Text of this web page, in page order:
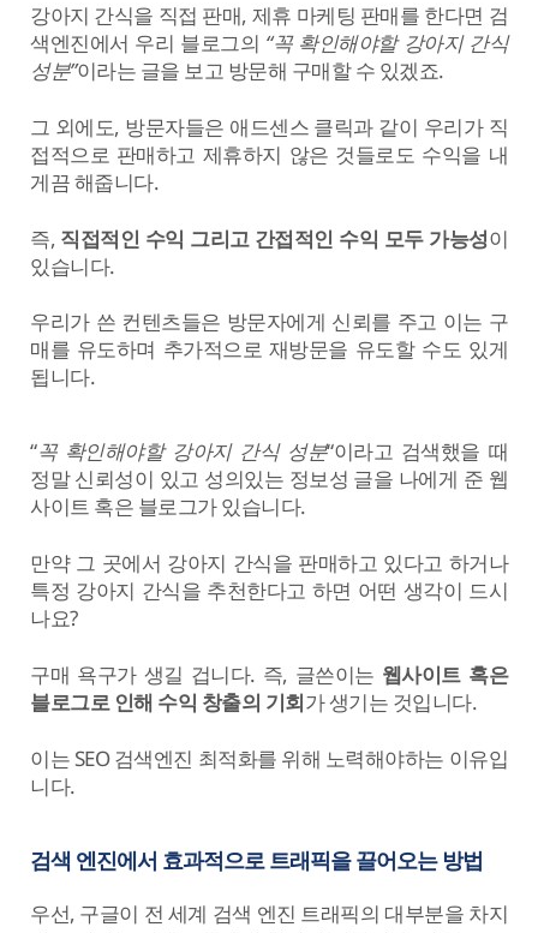
강아지 간식을 직접 판매, 제휴 마케팅 판매를 한다면 검
색엔진에서 우리 블로그의 “꼭 확인해야할 강아지 간식
성분”이라는 글을 보고 방문해 구매할 수 있겠죠.
그 외에도, 방문자들은 애드센스 클릭과 같이 우리가 직
접적으로 판매하고 제휴하지 않은 것들로도 수익을 내
게끔 해줍니다.
즉, 직접적인 수익 그리고 간접적인 수익 모두 가능성이
있습니다.
우리가 쓴 컨텐츠들은 방문자에게 신뢰를 주고 이는 구
매를 유도하며 추가적으로 재방문을 유도할 수도 있게
됩니다.
“꼭 확인해야할 강아지 간식 성분“이라고 검색했을 때
정말 신뢰성이 있고 성의있는 정보성 글을 나에게 준 웹
사이트 혹은 블로그가 있습니다.
만약 그 곳에서 강아지 간식을 판매하고 있다고 하거나
특정 강아지 간식을 추천한다고 하면 어떤 생각이 드시
나요?
구매 욕구가 생길 겁니다. 즉, 글쓴이는 웹사이트 혹은
블로그로 인해 수익 창출의 기회가 생기는 것입니다.
이는 SEO 검색엔진 최적화를 위해 노력해야하는 이유입
니다.
검색 엔진에서 효과적으로 트래픽을 끌어오는 방법
우선, 구글이 전 세계 검색 엔진 트래픽의 대부분을 차지